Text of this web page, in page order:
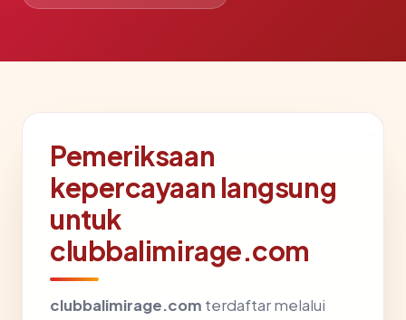
Pemeriksaan
kepercayaan langsung
untuk
clubbalimirage.com
clubbalimirage.com terdaftar melalui